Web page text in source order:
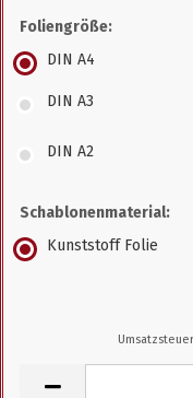
Foliengröße:
DIN A4
DIN A3
DIN A2
Schablonenmaterial:
Kunststoff Folie